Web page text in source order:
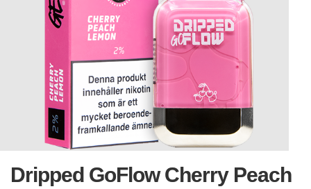
Dripped GoFlow Cherry Peach